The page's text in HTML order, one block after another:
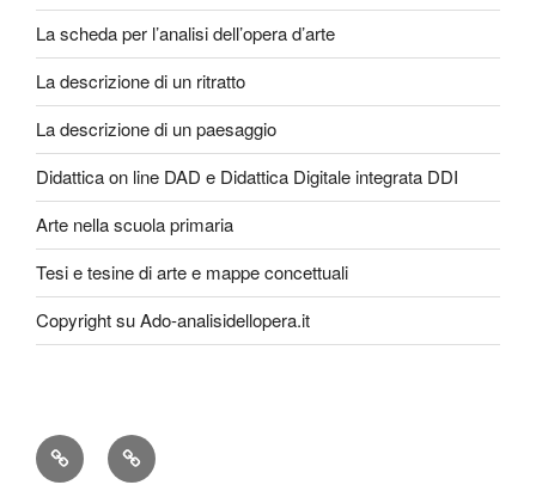
La scheda per l’analisi dell’opera d’arte
La descrizione di un ritratto
La descrizione di un paesaggio
Didattica on line DAD e Didattica Digitale integrata DDI
Arte nella scuola primaria
Tesi e tesine di arte e mappe concettuali
Copyright su Ado-analisidellopera.it
Privacy
Policy
Cookie
Poicy